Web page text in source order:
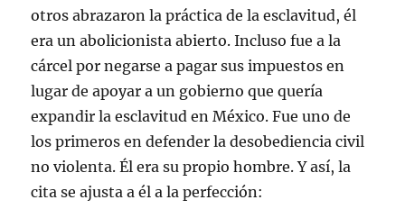
otros abrazaron la práctica de la esclavitud, él
era un abolicionista abierto. Incluso fue a la
cárcel por negarse a pagar sus impuestos en
lugar de apoyar a un gobierno que quería
expandir la esclavitud en México. Fue uno de
los primeros en defender la desobediencia civil
no violenta. Él era su propio hombre. Y así, la
cita se ajusta a él a la perfección: